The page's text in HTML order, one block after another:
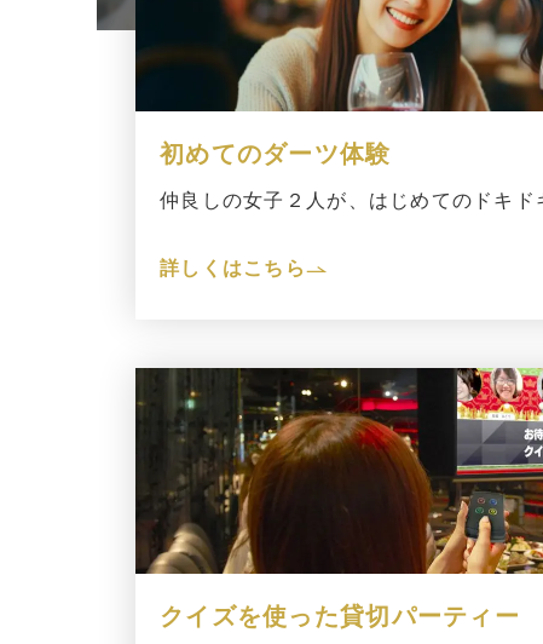
初めてのダーツ体験
仲良しの女子２人が、はじめてのドキド
詳しくはこちら
クイズを使った貸切パーティー